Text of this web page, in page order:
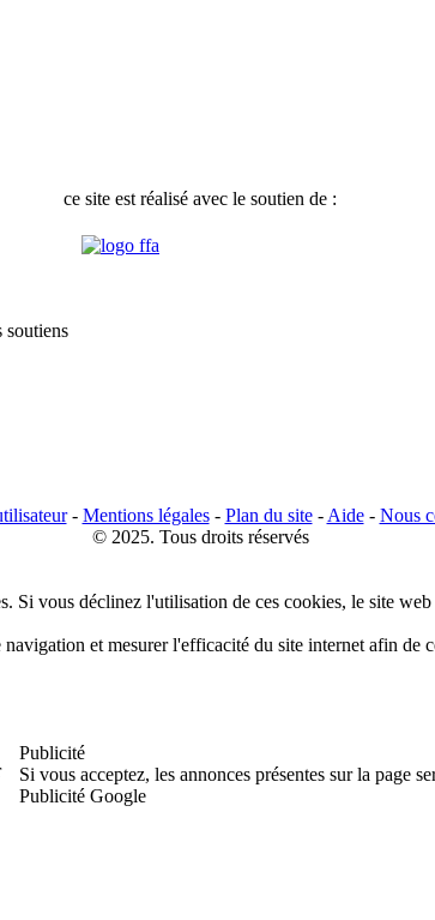
ce site est réalisé avec le soutien de :
- Mentions légales- Plan du site- Aide- Nous
© 2025. Tous droits réservés
Si vous déclinez l'utilisation de ces cookies, le site
et mesurer l'efficacité du site internet afin de
Publicité
Si vous acceptez, les annonces présentes sur la page
Publicité Google